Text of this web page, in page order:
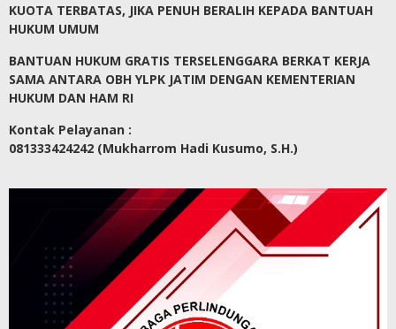
KUOTA TERBATAS, JIKA PENUH BERALIH KEPADA BANTUAH
HUKUM UMUM
BANTUAN HUKUM GRATIS TERSELENGGARA BERKAT KERJA
SAMA ANTARA OBH YLPK JATIM DENGAN KEMENTERIAN
HUKUM DAN HAM RI
Kontak Pelayanan :
081333424242 (Mukharrom Hadi Kusumo, S.H.)